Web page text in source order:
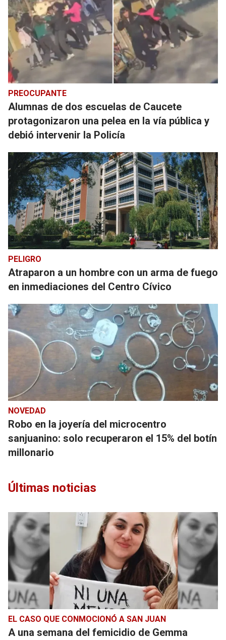
PREOCUPANTE
Alumnas de dos escuelas de Caucete
protagonizaron una pelea en la vía pública y
debió intervenir la Policía
PELIGRO
Atraparon a un hombre con un arma de fuego
en inmediaciones del Centro Cívico
NOVEDAD
Robo en la joyería del microcentro
sanjuanino: solo recuperaron el 15% del botín
millonario
Últimas noticias
EL CASO QUE CONMOCIONÓ A SAN JUAN
A una semana del femicidio de Gemma